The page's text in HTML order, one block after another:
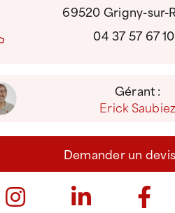
69520 Grigny-sur-
04 37 57 67 10
Gérant :
Erick Saubiez
Demander un devis